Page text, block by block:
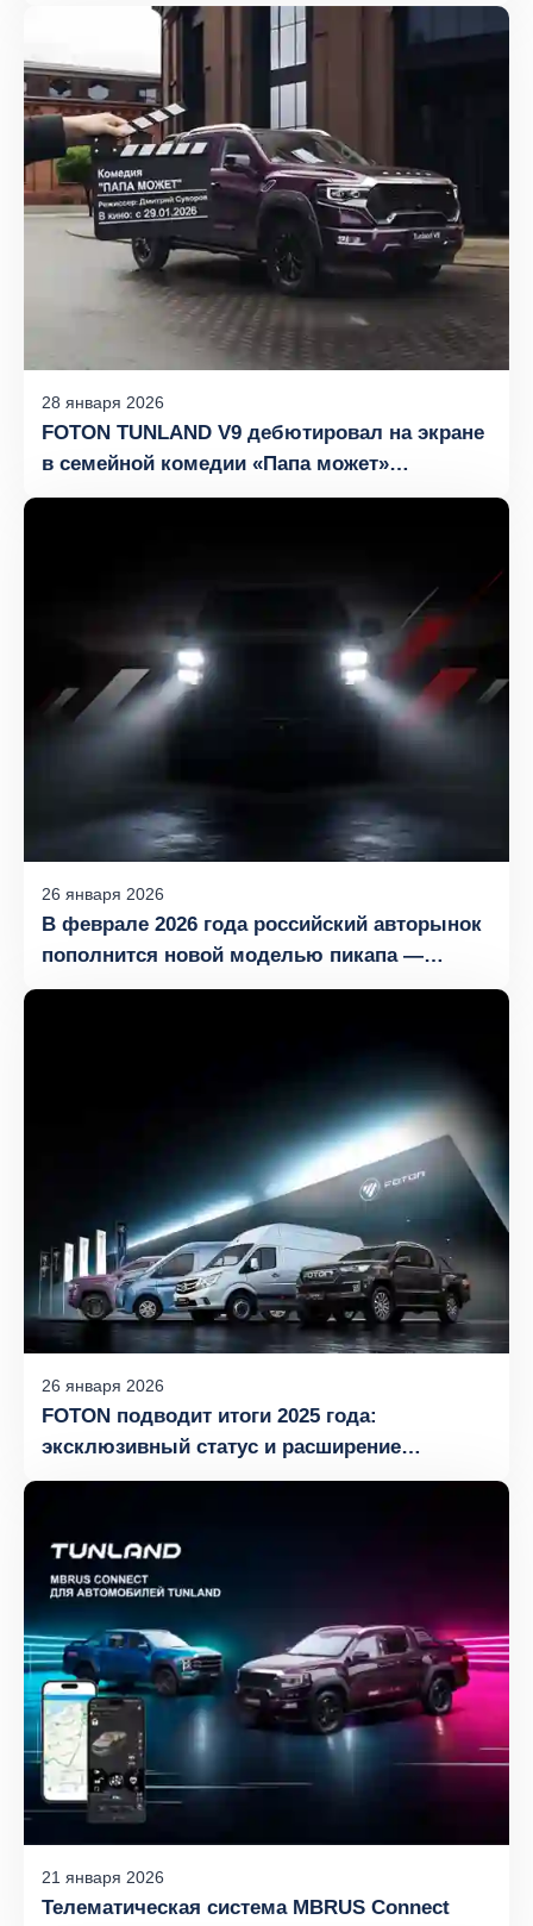
28 января 2026
FOTON TUNLAND V9 дебютировал на экране
в семейной комедии «Папа может»
с Александром Реввой в главной роли
26 января 2026
В феврале 2026 года российский авторынок
пополнится новой моделью пикапа —
FOTON TUNLAND G9
26 января 2026
FOTON подводит итоги 2025 года:
эксклюзивный статус и расширение
модельного ряда
21 января 2026
Телематическая система MBRUS Connect